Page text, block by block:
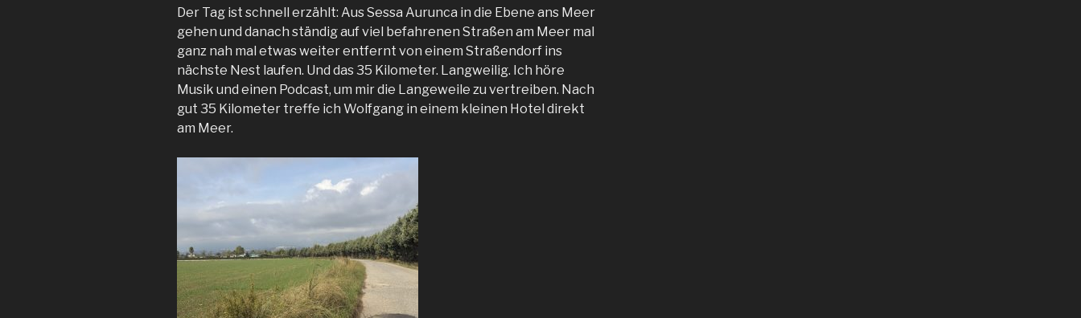
Der Tag ist schnell erzählt: Aus Sessa Aurunca in die Ebene ans Meer
gehen und danach ständig auf viel befahrenen Straßen am Meer mal
ganz nah mal etwas weiter entfernt von einem Straßendorf ins
nächste Nest laufen. Und das 35 Kilometer. Langweilig. Ich höre
Musik und einen Podcast, um mir die Langeweile zu vertreiben. Nach
gut 35 Kilometer treffe ich Wolfgang in einem kleinen Hotel direkt
am Meer.